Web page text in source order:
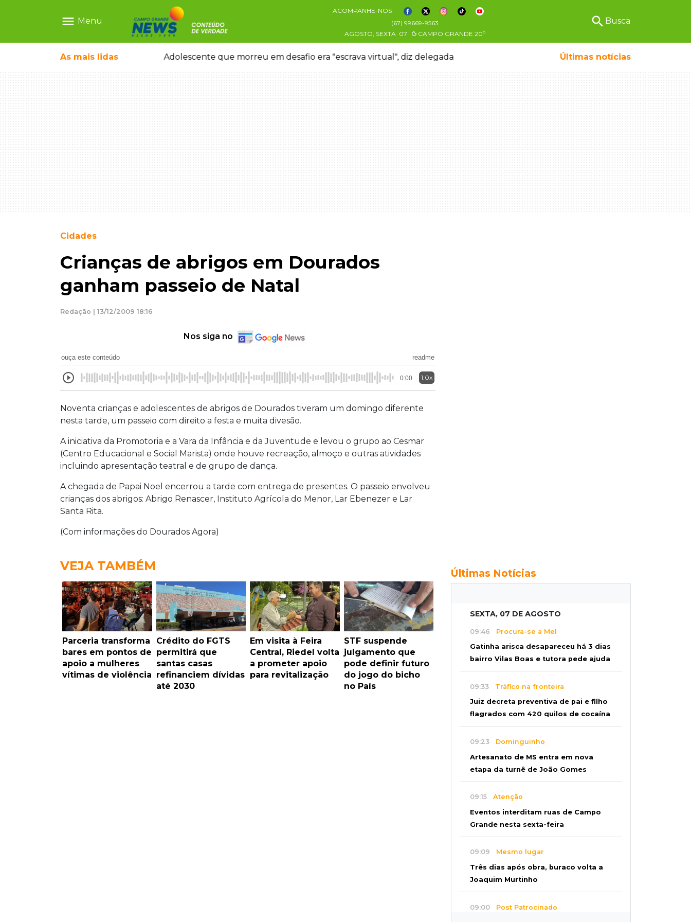
menu Menu
ACOMPANHE-NOS
(67) 99669-9563
AGOSTO, SEXTA 07 CAMPO GRANDE 20º
search Busca
As mais lidas
dos projetos fora do comum Adolescente que morreu em desafio era "escrava virtual", diz delegada Últimas notícias
Cidades
Crianças de abrigos em Dourados
ganham passeio de Natal
Redação | 13/12/2009 18:16
Nos siga no
ouça este conteúdo readme
0:00 1.0x
Noventa crianças e adolescentes de abrigos de Dourados tiveram um domingo diferente
nesta tarde, um passeio com direito a festa e muita divesão.
A iniciativa da Promotoria e a Vara da Infância e da Juventude e levou o grupo ao Cesmar
(Centro Educacional e Social Marista) onde houve recreação, almoço e outras atividades
incluindo apresentação teatral e de grupo de dança.
A chegada de Papai Noel encerrou a tarde com entrega de presentes. O passeio envolveu
crianças dos abrigos: Abrigo Renascer, Instituto Agrícola do Menor, Lar Ebenezer e Lar
Santa Rita.
(Com informações do Dourados Agora)
VEJA TAMBÉM
Parceria transforma
bares em pontos de
apoio a mulheres
vítimas de violência
Crédito do FGTS
permitirá que
santas casas
refinanciem dívidas
até 2030
Em visita à Feira
Central, Riedel volta
a prometer apoio
para revitalização
STF suspende
julgamento que
pode definir futuro
do jogo do bicho
no País
Últimas Notícias
SEXTA, 07 DE AGOSTO
09:46 Procura-se a Mel
Gatinha arisca desapareceu há 3 dias
bairro Vilas Boas e tutora pede ajuda
09:33 Tráfico na fronteira
Juiz decreta preventiva de pai e filho
flagrados com 420 quilos de cocaína
09:23 Dominguinho
Artesanato de MS entra em nova
etapa da turnê de João Gomes
09:15 Atenção
Eventos interditam ruas de Campo
Grande nesta sexta-feira
09:09 Mesmo lugar
Três dias após obra, buraco volta a
Joaquim Murtinho
09:00 Post Patrocinado